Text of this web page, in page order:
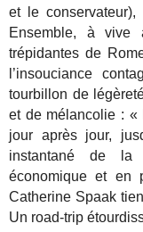
et le
Ensemble, à vive
trépidantes de
l’insouciance
tourbillon de
et de mélancolie : «
jour après jour,
instantané de la
économique et en
Catherine Spaak
Un road-trip